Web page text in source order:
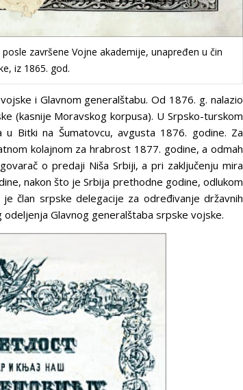
završene Vojne akademije, unapređen u čin
iz 1865. god.
i Glavnom generalštabu. Od 1876. g. nalazio
(kasnije Moravskog korpusa). U Srpsko-turskom
Bitki na Šumatovcu, avgusta 1876. godine. Za
kolajnom za hrabrost 1877. godine, a odmah
o predaji Niša Srbiji, a pri zaključenju mira
nakon što je Srbija prethodne godine, odlukom
član srpske delegacije za određivanje državnih
Glavnog generalštaba srpske vojske.